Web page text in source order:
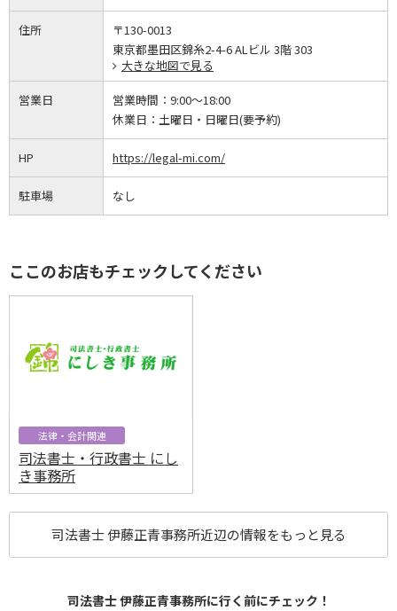
住所
〒130-0013
東京都墨田区錦糸2-4-6 ALビル 3階 303
大きな地図で見る
営業日 営業時間： 9:00～18:00
休業日： 土曜日・日曜日(要予約)
HP https://legal-mi.com/
駐車場 なし
ここのお店もチェックしてください
法律・会計関連
司法書士・行政書士 にし
き事務所
司法書士 伊藤正青事務所近辺の情報をもっと見る
司法書士 伊藤正青事務所に行く前にチェック！